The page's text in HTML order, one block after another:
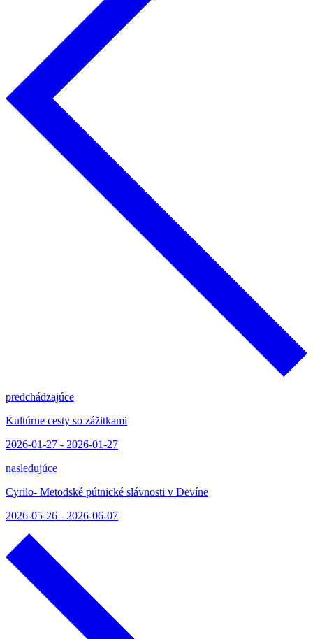
predchádzajúce
Kultúrne cesty so zážitkami
2026-01-27 - 2026-01-27
nasledujúce
Cyrilo- Metodské pútnické slávnosti v Devíne
2026-05-26 - 2026-06-07